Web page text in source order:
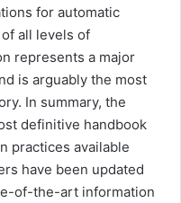
for automatic
all levels of
represents a major
is arguably the most
In summary, the
definitive handbook
practices available
have been updated
of-the-art information